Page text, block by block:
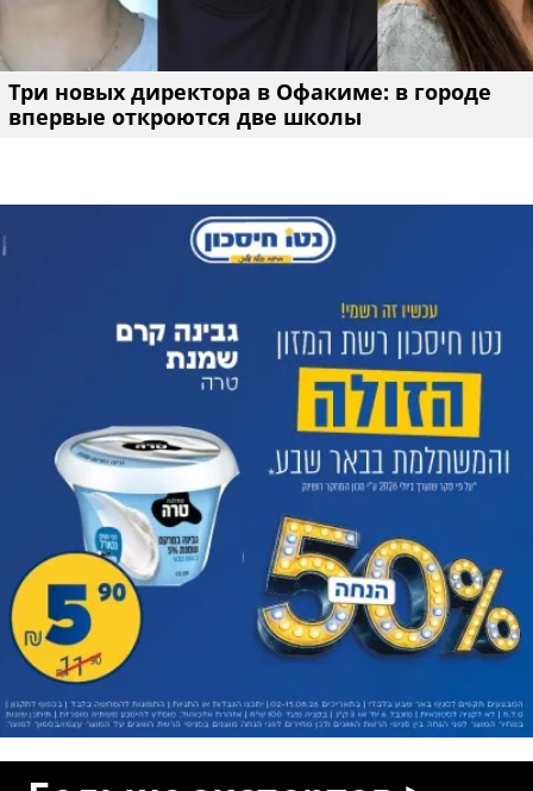
Три новых директора в Офакиме: в городе
впервые откроются две школы